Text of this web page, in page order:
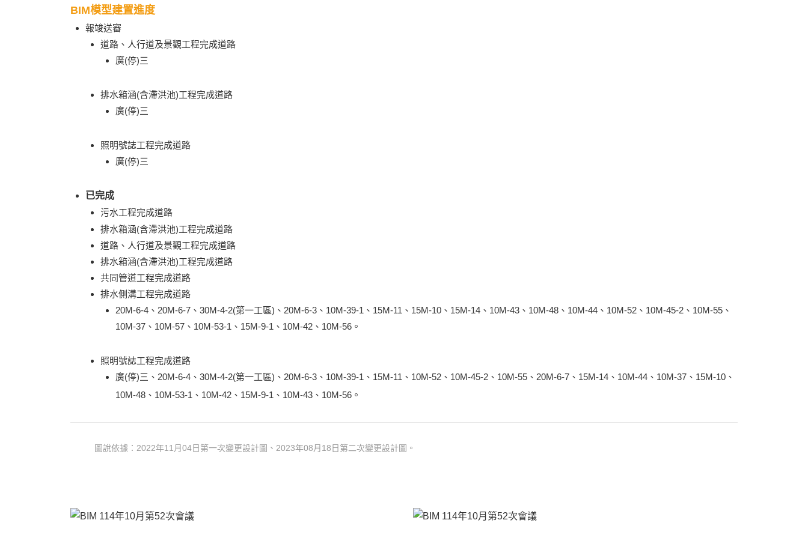
BIM模型建置進度
報竣送審
道路、人行道及景觀工程完成道路
廣(停)三
排水箱涵(含滯洪池)工程完成道路
廣(停)三
照明號誌工程完成道路
廣(停)三
已完成
污水工程完成道路
排水箱涵(含滯洪池)工程完成道路
道路、人行道及景觀工程完成道路
排水箱涵(含滯洪池)工程完成道路
共同管道工程完成道路
排水側溝工程完成道路
20M-6-4、20M-6-7、30M-4-2(第一工區)、20M-6-3、10M-39-1、15M-11、15M-10、15M-14、10M-43、10M-48、10M-44、10M-52、10M-45-2、10M-55、
10M-37、10M-57、10M-53-1、15M-9-1、10M-42、10M-56。
照明號誌工程完成道路
廣(停)三、20M-6-4、30M-4-2(第一工區)、20M-6-3、10M-39-1、15M-11、10M-52、10M-45-2、10M-55、20M-6-7、15M-14、10M-44、10M-37、15M-10、
10M-48、10M-53-1、10M-42、15M-9-1、10M-43、10M-56。
圖說依據：2022年11月04日第一次變更設計圖、2023年08月18日第二次變更設計圖。